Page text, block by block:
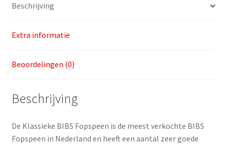
Beschrijving
Extra informatie
Beoordelingen (0)
Beschrijving
De Klassieke BIBS Fopspeen is de meest verkochte BIBS
Fopspeen in Nederland en heeft een aantal zeer goede